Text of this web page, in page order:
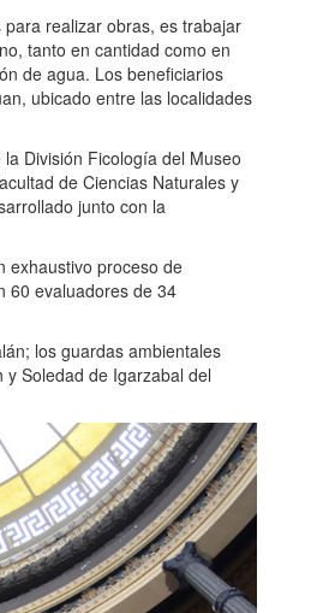
realizar obras, es trabajar
tanto en cantidad como en
de agua. Los beneficiarios
ubicado entre las localidades
División Ficología del Museo
de Ciencias Naturales y
junto con la
exhaustivo proceso de
60 evaluadores de 34
los guardas ambientales
y Soledad de Igarzabal del